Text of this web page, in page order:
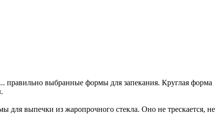
правильно выбранные формы для запекания. Круглая форма
для выпечки из жаропрочного стекла. Оно не трескается, не